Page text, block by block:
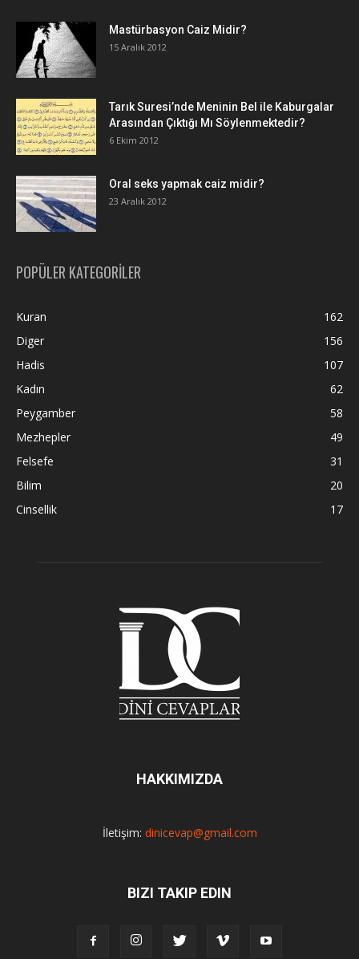
Mastürbasyon Caiz Midir?
15 Aralık 2012
Tarık Suresi’nde Meninin Bel ile Kaburgalar
Arasından Çıktığı Mı Söylenmektedir?
6 Ekim 2012
Oral seks yapmak caiz midir?
23 Aralık 2012
POPÜLER KATEGORİLER
Kuran
162
Diger
156
Hadis
107
Kadın
62
Peygamber
58
Mezhepler
49
Felsefe
31
Bilim
20
Cinsellik
17
HAKKIMIZDA
İletişim: dinicevap@gmail.com
BIZI TAKIP EDIN